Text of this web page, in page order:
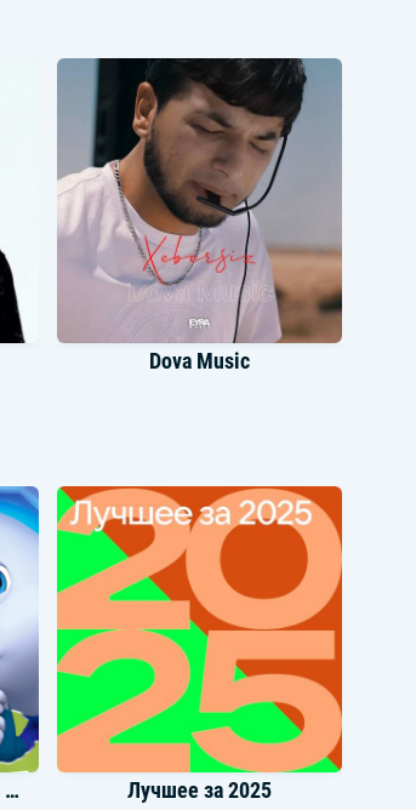
Dova Music
Maur
Песни Фиксиков песни из мультфильма Лучшее за 2025